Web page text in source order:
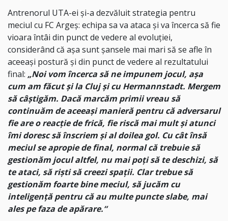
Antrenorul UTA-ei și-a dezvăluit strategia pentru
meciul cu FC Argeș: echipa sa va ataca și va încerca să fie
vioara întâi din punct de vedere al evoluției,
considerând că așa sunt șansele mai mari să se afle în
aceeași postură și din punct de vedere al rezultatului
final: „Noi vom încerca să ne impunem jocul, așa
cum am făcut și la Cluj și cu Hermannstadt. Mergem
să câștigăm. Dacă marcăm primii vreau să
continuăm de aceeași manieră pentru că adversarul
fie are o reacție de frică, fie riscă mai mult și atunci
îmi doresc să înscriem și al doilea gol. Cu cât însă
meciul se apropie de final, normal că trebuie să
gestionăm jocul altfel, nu mai poți să te deschizi, să
te ataci, să riști să creezi spații. Clar trebue să
gestionăm foarte bine meciul, să jucăm cu
inteligență pentru că au multe puncte slabe, mai
ales pe faza de apărare.“